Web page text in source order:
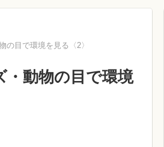
の目で環境を見る〈2〉
動物の目で環境